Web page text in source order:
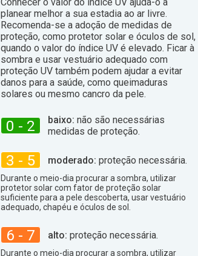
planear melhor a sua estadia ao ar livre.
Recomenda-se a adoção de medidas de
proteção, como protetor solar e óculos de sol,
quando o valor do índice UV é elevado. Ficar à
sombra e usar vestuário adequado com
proteção UV também podem ajudar a evitar
danos para a saúde, como queimaduras
solares ou mesmo cancro da pele.
0 - 2 baixo: não são necessárias
medidas de proteção.
3 - 5 moderado: proteção necessária.
Durante o meio-dia procurar a sombra, utilizar
protetor solar com fator de proteção solar
suficiente para a pele descoberta, usar vestuário
adequado, chapéu e óculos de sol.
6 - 7 alto: proteção necessária.
Durante o meio-dia procurar a sombra, utilizar